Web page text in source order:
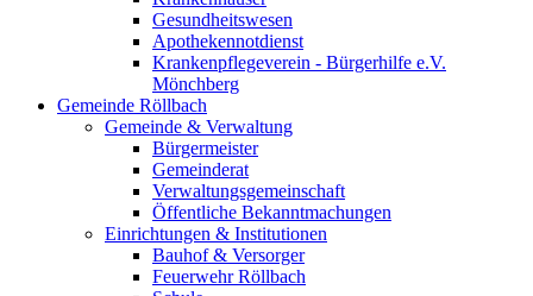
Gesundheitswesen
Apothekennotdienst
Krankenpflegeverein - Bürgerhilfe e.V.
Mönchberg
Gemeinde Röllbach
Gemeinde & Verwaltung
Bürgermeister
Gemeinderat
Verwaltungsgemeinschaft
Öffentliche Bekanntmachungen
Einrichtungen & Institutionen
Bauhof & Versorger
Feuerwehr Röllbach